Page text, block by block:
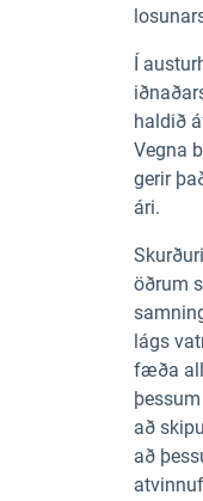
Í
haldið
Vegna
gerir
ári.
öðrum
lágs
fæða
að
að